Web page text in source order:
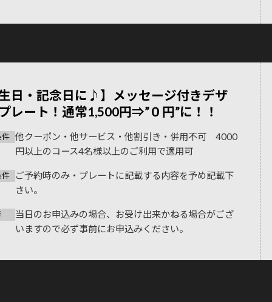
日・記念日に♪】メッセージ付きデザ
レート！通常1,500円⇒”０円”に！！
件 他クーポン・他サービス・他割引き・併用不可 4000
円以上のコース4名様以上のご利用で適用可
件
ご予約時のみ・プレートに記載する内容を予め記載下
さい。
当日のお申込みの場合、お受け出来かねる場合がござ
いますので必ず事前にお申込みください。